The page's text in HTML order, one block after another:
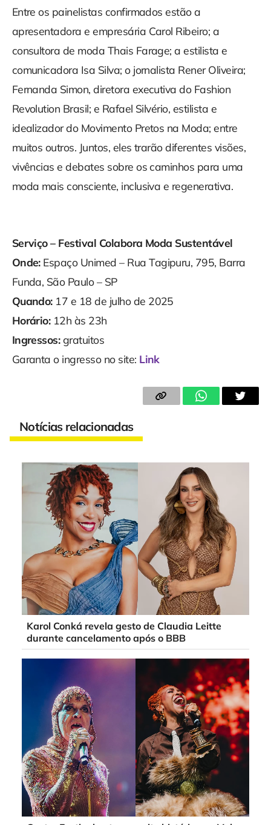
Entre os painelistas confirmados estão a
apresentadora e empresária Carol Ribeiro; a
consultora de moda Thais Farage; a estilista e
comunicadora Isa Silva; o jornalista Rener Oliveira;
Fernanda Simon, diretora executiva do Fashion
Revolution Brasil; e Rafael Silvério, estilista e
idealizador do Movimento Pretos na Moda; entre
muitos outros. Juntos, eles trarão diferentes visões,
vivências e debates sobre os caminhos para uma
moda mais consciente, inclusiva e regenerativa.
Serviço – Festival Colabora Moda Sustentável
Onde: Espaço Unimed – Rua Tagipuru, 795, Barra
Funda, São Paulo – SP
Quando: 17 e 18 de julho de 2025
Horário: 12h às 23h
Ingressos:gratuitos
Garanta o ingresso no site: Link
Notícias relacionadas
Karol Conká revela gesto de Claudia Leitte
durante cancelamento após o BBB